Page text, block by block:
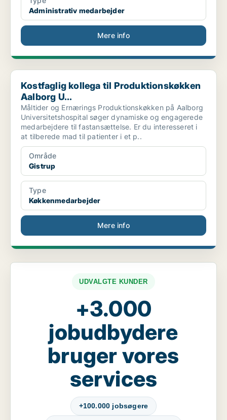
Administrativ medarbejder
Mere info
Kostfaglig kollega til Produktionskøkken Aalborg U...
Kostfaglig kollega til Produktionskøkken
Aalborg U...
Måltider og Ernærings Produktionskøkken på Aalborg
Universitetshospital søger dynamiske og engagerede
medarbejdere til fastansættelse. Er du interesseret i
at tilberede mad til patienter i et p..
Område
Gistrup
Type
Køkkenmedarbejder
Mere info
UDVALGTE KUNDER
+3.000
jobudbydere
bruger vores
services
+100.000 jobsøgere